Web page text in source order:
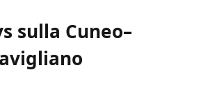
sulla Cuneo–